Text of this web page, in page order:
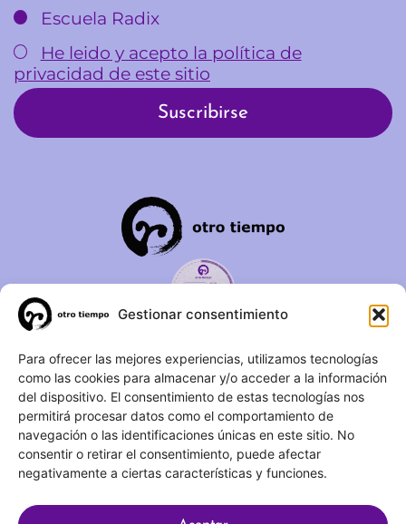
Gestionar consentimiento
Para ofrecer las mejores experiencias, utilizamos tecnologías
como las cookies para almacenar y/o acceder a la información
del dispositivo. El consentimiento de estas tecnologías nos
permitirá procesar datos como el comportamiento de
navegación o las identificaciones únicas en este sitio. No
consentir o retirar el consentimiento, puede afectar
negativamente a ciertas características y funciones.
Escuela Radix
He leido y acepto la política de
privacidad de este sitio
C/ Duque de Fernán Núñez,
2 – 1ºA 28012 – Madrid
(+34) 623 183 283
info@otrotiempo.org